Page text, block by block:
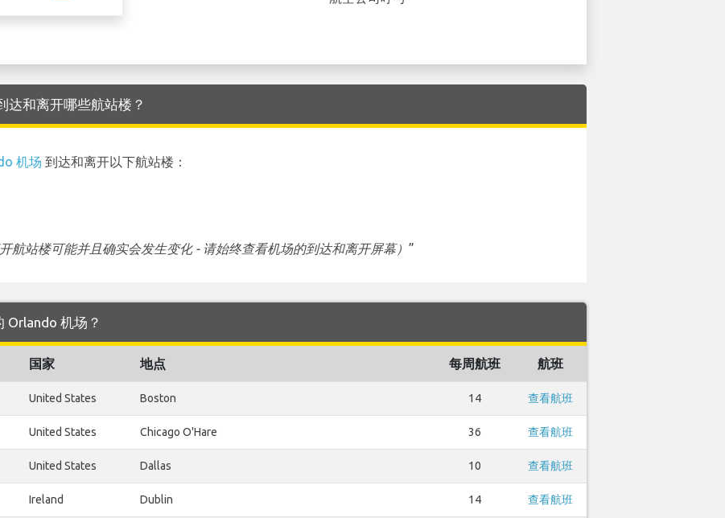
达和离开哪些航站楼？
机场 到达和离开以下航站楼：
航站楼可能并且确实会发生变化 - 请始终查看机场的到达和离开屏幕） ”
Orlando 机场？
国家 地点 每周航班 航班
United States Boston 14 查看航班
United States Chicago O'Hare 36 查看航班
United States Dallas 10 查看航班
Ireland Dublin 14 查看航班